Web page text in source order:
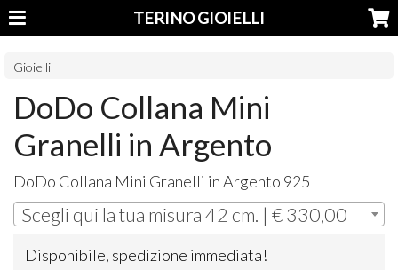
TERINO GIOIELLI
Gioielli
DoDo Collana Mini
Granelli in Argento
DoDo Collana Mini Granelli in Argento 925
Scegli qui la tua misura 42 cm. | € 330,00
Disponibile, spedizione immediata!